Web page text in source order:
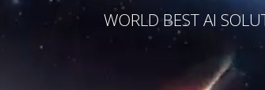
WORLD BEST AI